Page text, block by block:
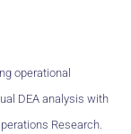
operational
DEA analysis with
Research.